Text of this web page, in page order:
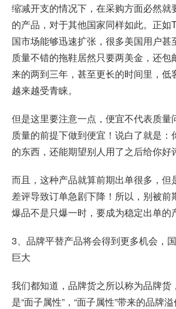
缩减开支的情况下，在采购方面必然就
的产品，对于其他国家同样如此。正如
国市场能够迅速扩张，很多美国用户甚
质量不错的拖鞋居然只要两美金，还包
来的两到三年，甚至更长的时间里，低
越来越受青睐。
但是这里要注意一点，便宜不代表质量
质量的前提下做到便宜！说白了就是：
的东西，还能期望别人用了之后给你好
而且，这种产品就算前期出单很多，但
差评导致订单急剧下降！所以，别被前
爆品不是只爆一时，要成为稳定出单的
3、品牌平替产品将会得到更多机会，
巨大
我们都知道，品牌货之所以称为品牌货
是“面子属性”，“面子属性”带来的品牌